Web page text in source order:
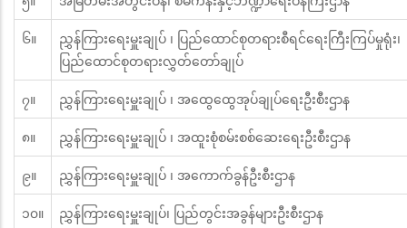
၆။
ညွှန်ကြားရေးမှူးချုပ် ၊ ပြည်ထောင်စုတရားစီရင်ရေးကြီးကြပ်မှုရုံး၊
ပြည်ထောင်စုတရားလွှတ်တော်ချုပ်
၇။ ညွှန်ကြားရေးမှူးချုပ် ၊ အထွေထွေအုပ်ချုပ်ရေးဦးစီးဌာန
၈။ ညွှန်ကြားရေးမှူးချုပ် ၊ အထူးစုံစမ်းစစ်ဆေးရေးဦးစီးဌာန
၉။ ညွှန်ကြားရေးမှူးချုပ် ၊ အကောက်ခွန်ဦးစီးဌာန
၁၀။ ညွှန်ကြားရေးမှူးချုပ်၊ ပြည်တွင်းအခွန်များဦးစီးဌာန